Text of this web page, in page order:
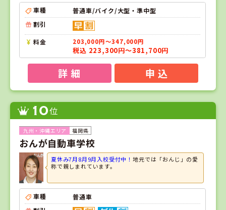
車種
普通車/バイク/大型・準中型
割引
料金 203,000円～347,000円
税込 223,300円～381,700円
詳 細 申 込
10位
福岡県
おんが自動車学校
夏休み7月8月9月入校受付中！地元では「おんじ」の愛
称で親しまれています。
車種
普通車